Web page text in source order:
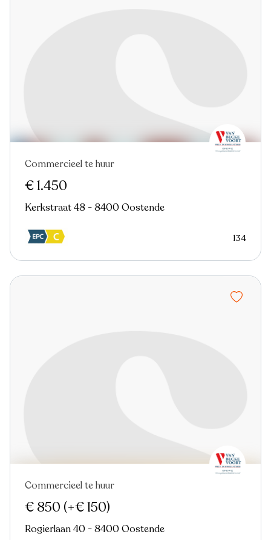
Nieuw
Commercieel te huur
€ 1.450
Kerkstraat 48 - 8400 Oostende
134
Commercieel te huur
€ 850 (+€ 150)
Rogierlaan 40 - 8400 Oostende